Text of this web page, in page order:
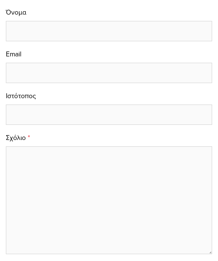
Σχόλιο *
Όνομα
Email
Ιστότοπος